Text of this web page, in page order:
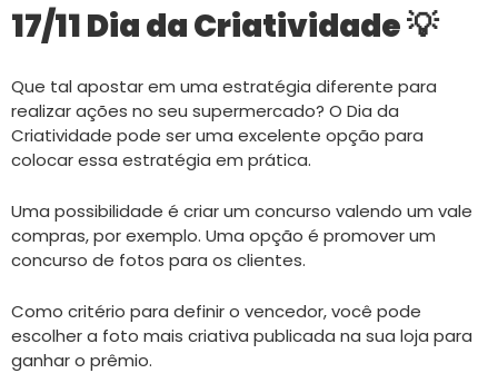
17/11 Dia da Criatividade 💡
Que tal apostar em uma estratégia diferente para
realizar ações no seu supermercado? O Dia da
Criatividade pode ser uma excelente opção para
colocar essa estratégia em prática.
Uma possibilidade é criar um concurso valendo um vale
compras, por exemplo. Uma opção é promover um
concurso de fotos para os clientes.
Como critério para definir o vencedor, você pode
escolher a foto mais criativa publicada na sua loja para
ganhar o prêmio.